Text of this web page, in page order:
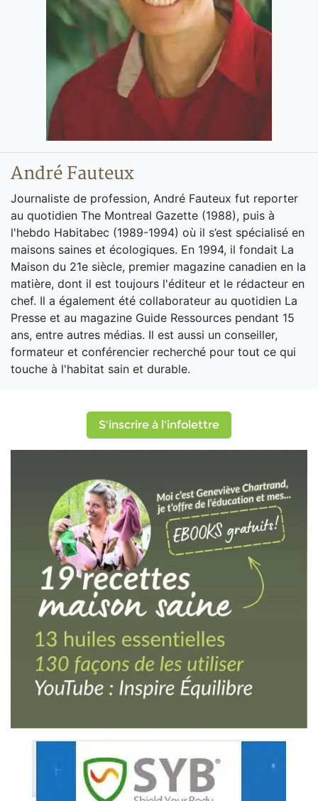
André Fauteux
Journaliste de profession, André Fauteux fut reporter
au quotidien The Montreal Gazette (1988), puis à
l'hebdo Habitabec (1989-1994) où il s’est spécialisé en
maisons saines et écologiques. En 1994, il fondait La
Maison du 21e siècle, premier magazine canadien en la
matière, dont il est toujours l'éditeur et le rédacteur en
chef. Il a également été collaborateur au quotidien La
Presse et au magazine Guide Ressources pendant 15
ans, entre autres médias. Il est aussi un conseiller,
formateur et conférencier recherché pour tout ce qui
touche à l'habitat sain et durable.
S'inscrire à l'infolettre